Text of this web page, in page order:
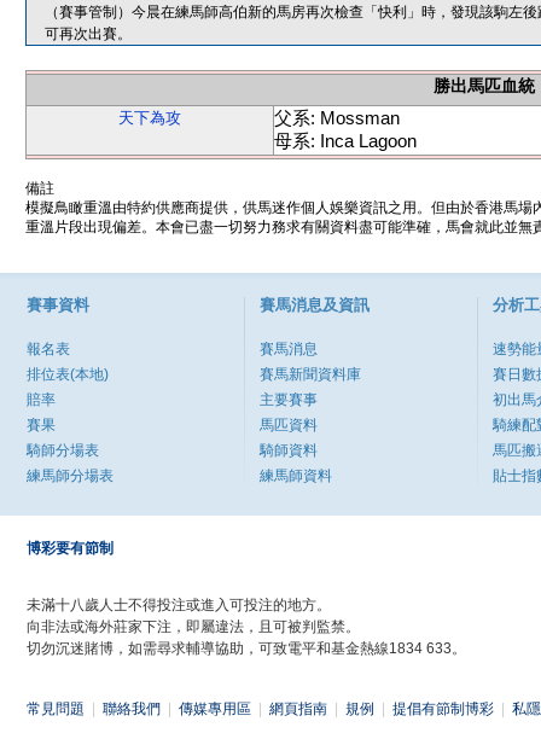
（賽事管制）今晨在練馬師高伯新的馬房再次檢查「快利」時，發現該駒左
可再次出賽。
勝出馬匹血統
天下為攻
父系: Mossman
母系: Inca Lagoon
備註
模擬鳥瞰重溫由特約供應商提供，供馬迷作個人娛樂資訊之用。但由於香港馬
重溫片段出現偏差。本會已盡一切努力務求有關資料盡可能準確，馬會就此並
賽事資料
報名表
排位表(本地)
賠率
賽果
騎師分場表
練馬師分場表
賽馬消息及資訊
賽馬消息
賽馬新聞資料庫
主要賽事
馬匹資料
騎師資料
練馬師資料
分析
速勢能
賽日數
初出馬
騎練配
馬匹搬
貼士指
博彩要有節制
未滿十八歲人士不得投注或進入可投注的地方。
向非法或海外莊家下注，即屬違法，且可被判監禁。
切勿沉迷賭博，如需尋求輔導協助，可致電平和基金熱線1834 633。
常見問題 聯絡我們 傳媒專用區 網頁指南 規例 提倡有節制博彩 私